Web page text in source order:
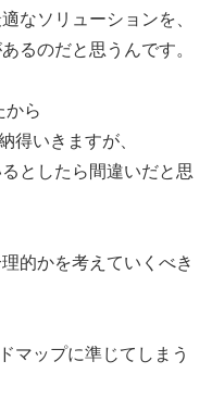
なソリューションを、
るのだと思うんです。
から
得いきますが、
としたら間違いだと思
的かを考えていくべき
マップに準じてしまう